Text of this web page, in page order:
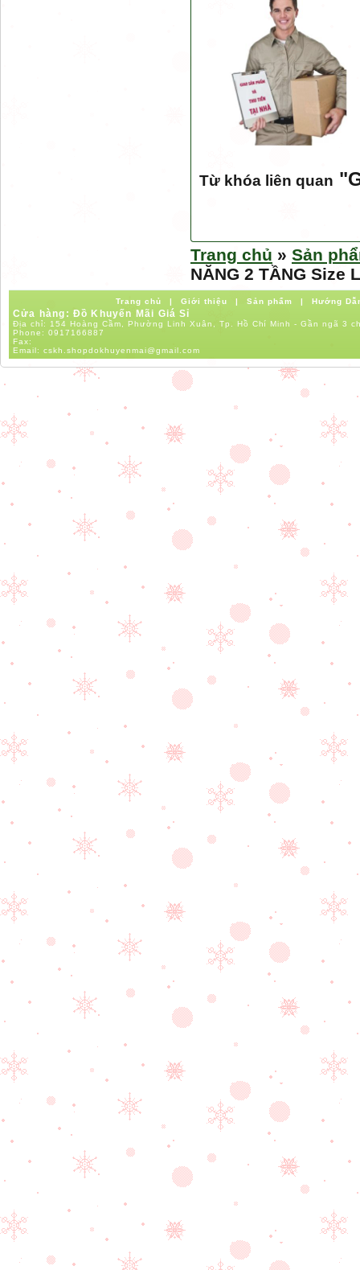
Từ khóa liên quan "
Trang chủ » Sản
NĂNG 2 TẦNG Size
Trang chủ | Giới thiệu | Sản phẩm | Hướng
Cửa hàng: Đồ Khuyến Mãi Giá Sỉ
Địa chỉ: 154 Hoàng Cầm, Phường Linh Xuân, Tp. Hồ Chí Minh - Gần ngã 3
Phone: 0917166887
Fax:
Email: cskh.shopdokhuyenmai@gmail.com